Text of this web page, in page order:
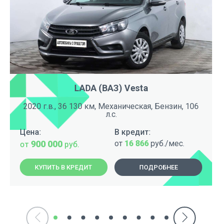
LADA (ВАЗ) Vesta
2020 г.в., 36 130 км, Механическая, Бензин, 106
л.с.
Цена:
от 900 000 руб.
В кредит:
от 16 866руб./мес.
КУПИТЬ В КРЕДИТ ПОДРОБНЕЕ